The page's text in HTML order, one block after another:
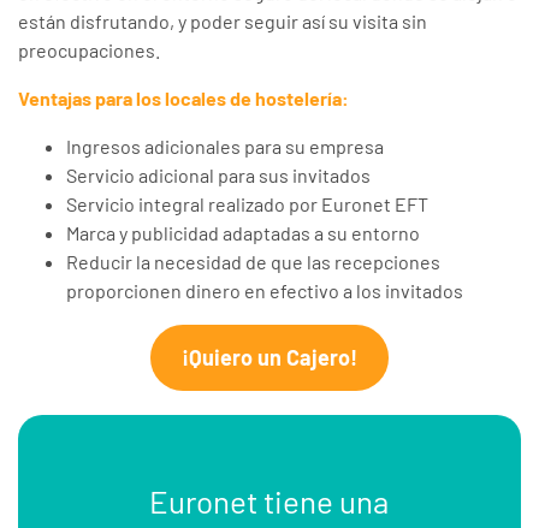
están disfrutando, y poder seguir así su visita sin
preocupaciones.
Ventajas para los locales de hostelería:
Ingresos adicionales para su empresa
Servicio adicional para sus invitados
Servicio integral realizado por Euronet EFT
Marca y publicidad adaptadas a su entorno
Reducir la necesidad de que las recepciones
proporcionen dinero en efectivo a los invitados
¡Quiero un Cajero!
Euronet tiene una